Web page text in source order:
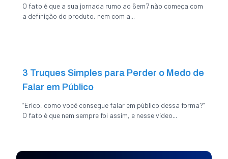
O fato é que a sua jornada rumo ao 6em7 não começa com
a definição do produto, nem com a...
3 Truques Simples para Perder o Medo de
Falar em Público
“Erico, como você consegue falar em público dessa forma?”
O fato é que nem sempre foi assim, e nesse vídeo...